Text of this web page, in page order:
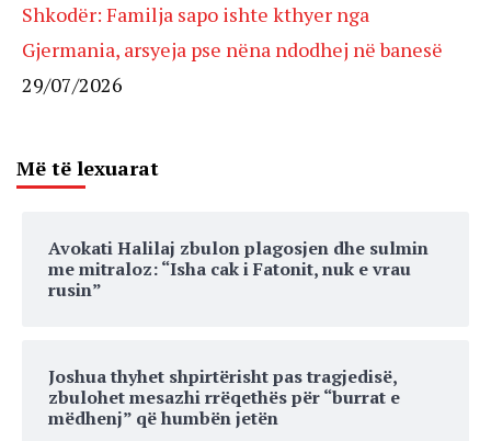
Shkodër: Familja sapo ishte kthyer nga
Gjermania, arsyeja pse nëna ndodhej në banesë
29/07/2026
Më të lexuarat
Avokati Halilaj zbulon plagosjen dhe sulmin
me mitraloz: “Isha cak i Fatonit, nuk e vrau
rusin”
Joshua thyhet shpirtërisht pas tragjedisë,
zbulohet mesazhi rrëqethës për “burrat e
mëdhenj” që humbën jetën